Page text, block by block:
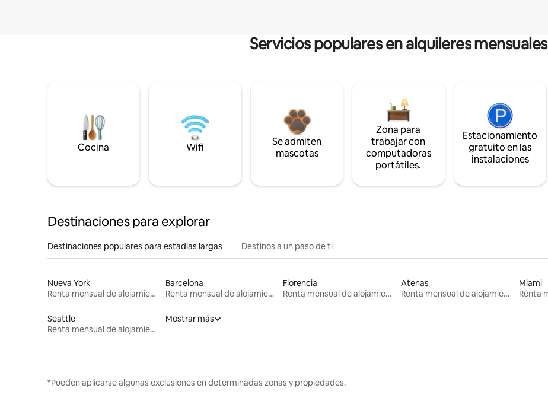
Servicios populares en alquileres mensuales
Cocina Wifi
Se admiten
mascotas
Zona para
trabajar con
computadoras
portátiles.
Estacionamiento
gratuito en las
instalaciones
Destinaciones para explorar
Destinaciones populares para estadías largas Destinos a un paso de ti
Nueva York
Renta mensual de alojamientos
Barcelona
Renta mensual de alojamientos
Florencia
Renta mensual de alojamientos
Atenas
Renta mensual de alojamientos
Miami
Seattle
Renta mensual de alojamientos
Mostrar más
*Pueden aplicarse algunas exclusiones en determinadas zonas y propiedades.